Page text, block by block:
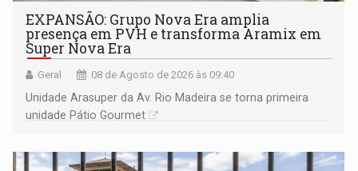
EXPANSÃO: Grupo Nova Era amplia
presença em PVH e transforma Aramix em
Super Nova Era
Geral 08 de Agosto de 2026 às 09:40
Unidade Arasuper da Av. Rio Madeira se torna primeira
unidade Pátio Gourmet